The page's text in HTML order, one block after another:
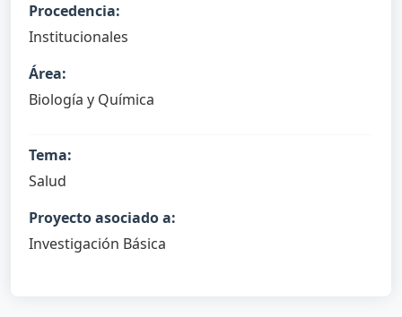
Procedencia:
Institucionales
Área:
Biología y Química
Tema:
Salud
Proyecto asociado a:
Investigación Básica